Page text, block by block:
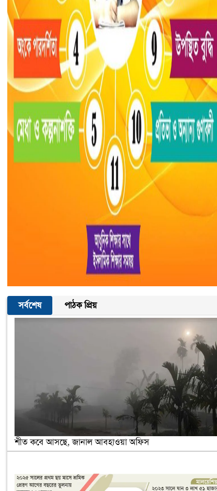
সর্বশেষ পাঠক প্রিয়
শীত কবে আসছে, জানাল আবহাওয়া অফিস